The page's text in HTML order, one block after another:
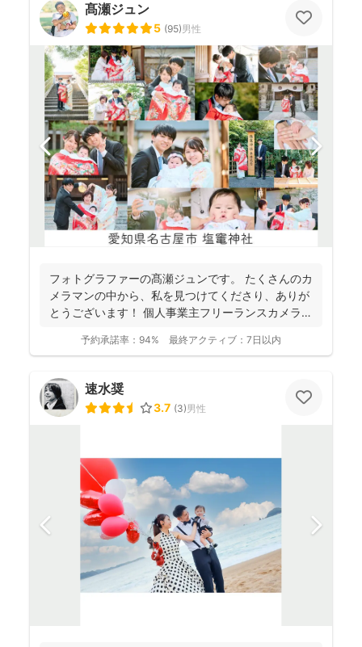
髙瀬ジュン
5 (95)男性
フォトグラファーの髙瀬ジュンです。 たくさんのカ
メラマンの中から、私を見つけてくださり、ありが
とうございます！ 個人事業主フリーランスカメラマ
予約承諾率： 94% 最終アクティブ： 7日以内
速水奨
3.7 (3)男性